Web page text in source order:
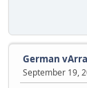
German
September 19,